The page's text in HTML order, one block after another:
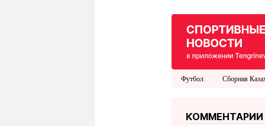
Футбол Сборная
КОММЕНТАРИИ